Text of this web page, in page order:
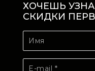
ХОЧЕШЬ
СКИДКИ